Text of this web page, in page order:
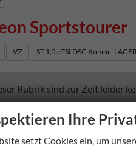
Sportstourer
VZ ST 1,5 eTSI DSG Kombi - LAGER
Rubrik sind zur Zeit leider
Ihre
setzt Cookies ein, um